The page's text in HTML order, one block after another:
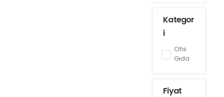
Kategor
i
Ofis
Gıda
Fiyat